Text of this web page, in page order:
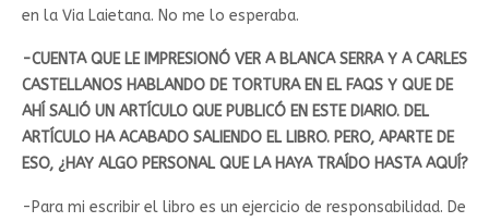
en la Via Laietana. No me lo esperaba.
-CUENTA QUE LE IMPRESIONÓ VER A BLANCA SERRA Y A CARLES
CASTELLANOS HABLANDO DE TORTURA EN EL FAQS Y QUE DE
AHÍ SALIÓ UN ARTÍCULO QUE PUBLICÓ EN ESTE DIARIO. DEL
ARTÍCULO HA ACABADO SALIENDO EL LIBRO. PERO, APARTE DE
ESO, ¿HAY ALGO PERSONAL QUE LA HAYA TRAÍDO HASTA AQUÍ?
-Para mi escribir el libro es un ejercicio de responsabilidad. De